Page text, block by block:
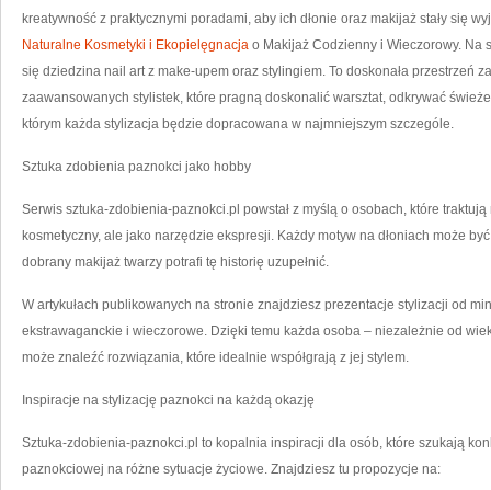
kreatywność z praktycznymi poradami, aby ich dłonie oraz makijaż stały się
Naturalne Kosmetyki i Ekopielęgnacja o Makijaż Codzienny i Wieczorowy. Na
się dziedzina nail art z make-upem oraz stylingiem. To doskonała przestrzeń
zaawansowanych stylistek, które pragną doskonalić warsztat, odkrywać
którym każda stylizacja będzie dopracowana w najmniejszym szczególe.
Sztuka zdobienia paznokci jako hobby
Serwis sztuka-zdobienia-paznokci.pl powstał z myślą o osobach, które
kosmetyczny, ale jako narzędzie ekspresji. Każdy motyw na dłoniach może
dobrany makijaż twarzy potrafi tę historię uzupełnić.
W artykułach publikowanych na stronie znajdziesz prezentacje stylizacji od
ekstrawaganckie i wieczorowe. Dzięki temu każda osoba – niezależnie od
może znaleźć rozwiązania, które idealnie współgrają z jej stylem.
Inspiracje na stylizację paznokci na każdą okazję
Sztuka-zdobienia-paznokci.pl to kopalnia inspiracji dla osób, które szukają
paznokciowej na różne sytuacje życiowe. Znajdziesz tu propozycje na: